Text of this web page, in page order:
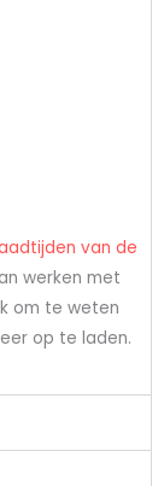
van de
werken met
om te weten
op te laden.